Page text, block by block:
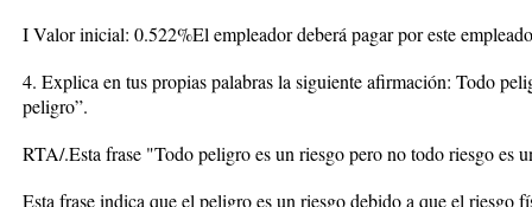
I Valor inicial: 0.522%El empleador deberá pagar por este
4. Explica en tus propias palabras la siguiente afirmación: Todo
peligro”.
RTA/.Esta frase "Todo peligro es un riesgo pero no todo riesgo es
Esta frase indica que el peligro es un riesgo debido a que el riesgo